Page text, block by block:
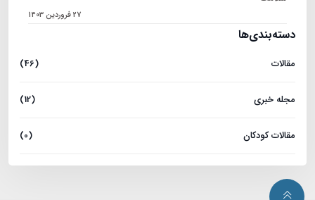
27 فروردین 1403
دسته‌بندی‌ها
مقالات (46)
مجله خبری (12)
مقالات کودکان (0)